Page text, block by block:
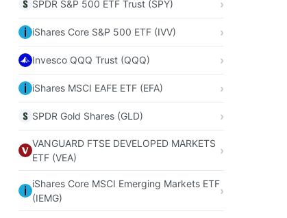
SPDR S&P 500 ETF Trust (SPY)
iShares Core S&P 500 ETF (IVV)
Invesco QQQ Trust (QQQ)
iShares MSCI EAFE ETF (EFA)
SPDR Gold Shares (GLD)
VANGUARD FTSE DEVELOPED MARKETS
ETF (VEA)
iShares Core MSCI Emerging Markets ETF
(IEMG)